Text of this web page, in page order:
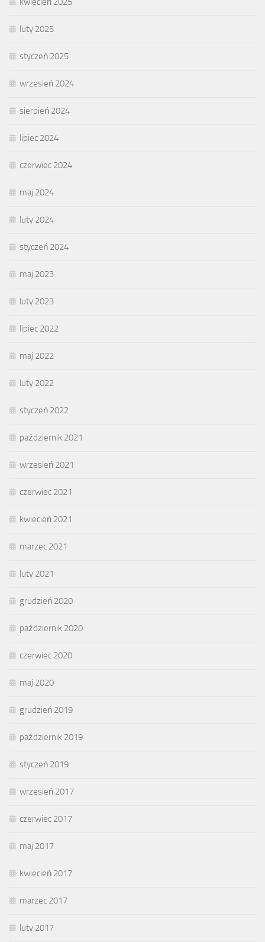
luty 2025
styczeń 2025
wrzesień 2024
sierpień 2024
lipiec 2024
czerwiec 2024
maj 2024
luty 2024
styczeń 2024
maj 2023
luty 2023
lipiec 2022
maj 2022
luty 2022
styczeń 2022
październik 2021
wrzesień 2021
czerwiec 2021
kwiecień 2021
marzec 2021
luty 2021
grudzień 2020
październik 2020
czerwiec 2020
maj 2020
grudzień 2019
październik 2019
styczeń 2019
wrzesień 2017
czerwiec 2017
maj 2017
kwiecień 2017
marzec 2017
luty 2017